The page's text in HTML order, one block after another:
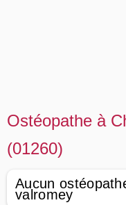
Ostéopathe à
(01260)
Aucun
valromey